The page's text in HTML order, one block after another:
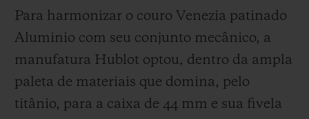
Para harmonizar o couro Venezia patinado
Aluminio com seu conjunto mecânico, a
manufatura Hublot optou, dentro da ampla
paleta de materiais que domina, pelo
titânio, para a caixa de 44 mm e sua fivela